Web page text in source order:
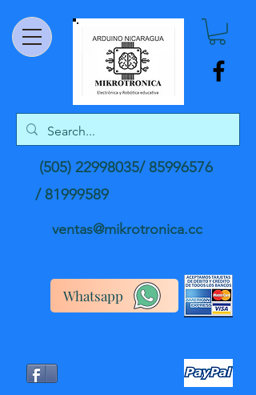
(505) 22998035/85996576
/81999589
ventas@mikrotronica.cc
Whatsapp